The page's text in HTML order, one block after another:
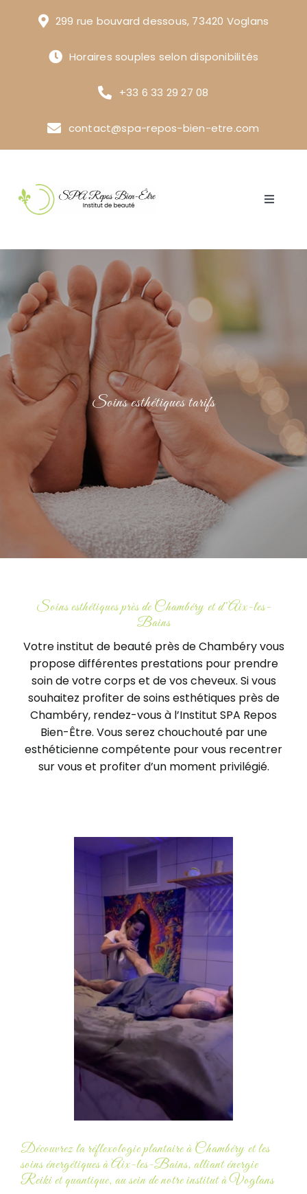
299 rue bouvard dessous, 73420 Voglans
Horaires souples selon disponibilités
+33 6 33 29 27 08
contact@spa-repos-bien-etre.com
Parcours spa privatisé tarifs
Soins esthétiques tarifs
Soins énergétiques tarifs
Soins holistiques tarifs
Bons cadeaux
Actualités
Mon compte
Panier
Soins esthétiques tarifs
Soins esthétiques près de Chambéry et d’Aix-les-
Bains
Votre institut de beauté près de Chambéry vous
propose différentes prestations pour prendre
soin de votre corps et de vos cheveux. Si vous
souhaitez profiter de soins esthétiques près de
Chambéry, rendez-vous à l’Institut SPA Repos
Bien-Être. Vous serez chouchouté par une
esthéticienne compétente pour vous recentrer
sur vous et profiter d’un moment privilégié.
Découvrez la réflexologie plantaire à Chambéry et les
soins énergétiques à Aix-les-Bains, alliant énergie
Reiki et quantique, au sein de notre institut à Voglans